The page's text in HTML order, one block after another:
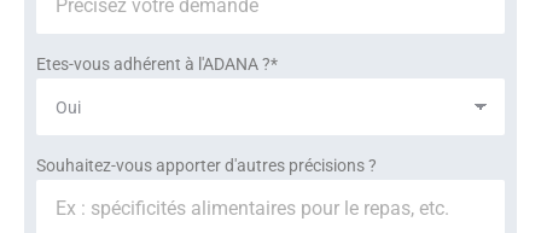
Etes-vous adhérent à l'ADANA ?*
Souhaitez-vous apporter d'autres précisions ?